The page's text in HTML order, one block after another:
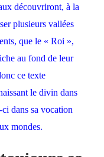
découvriront, à la
plusieurs vallées
que le « Roi »,
au fond de leur
ce texte
le divin dans
dans sa vocation
mondes.